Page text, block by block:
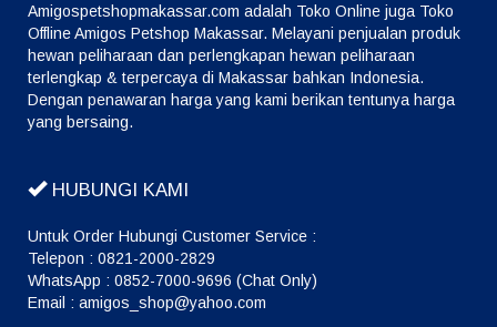
Amigospetshopmakassar.com adalah Toko Online juga Toko
Offline Amigos Petshop Makassar. Melayani penjualan produk
hewan peliharaan dan perlengkapan hewan peliharaan
terlengkap & terpercaya di Makassar bahkan Indonesia.
Dengan penawaran harga yang kami berikan tentunya harga
yang bersaing.
HUBUNGI KAMI
Untuk Order Hubungi Customer Service :
Telepon : 0821-2000-2829
WhatsApp : 0852-7000-9696 (Chat Only)
Email : amigos_shop@yahoo.com